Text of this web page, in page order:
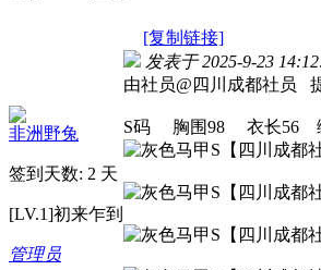
[复制链接]
非洲野兔
签到天数: 2 天
[LV.1]初来乍到
管理员
发表于 2025-9-23
由社员@四川成都社员
S码 胸围98 衣长56 编